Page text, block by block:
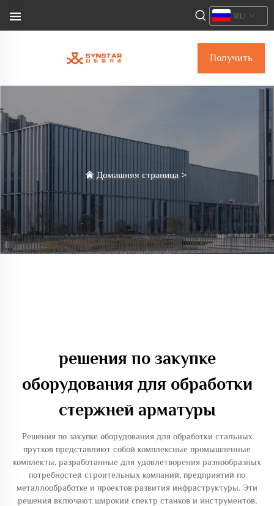
Получить
коммерческое
RU
Домашняя страница >
решения по закупке
оборудования для обработки
стержней арматуры
Решения по закупке оборудования для обработки стальных
прутков представляют собой комплексные промышленные
комплекты, разработанные для удовлетворения разнообразных
потребностей строительных компаний, предприятий по
металлообработке и проектов развития инфраструктуры. Эти
решения включают широкий спектр станков и инструментов,